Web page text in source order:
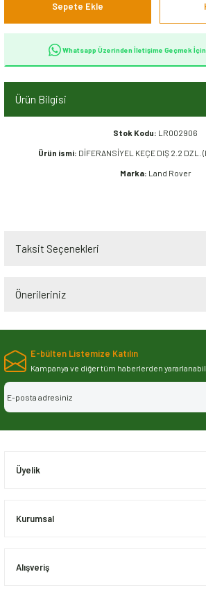
Sepete Ekle
Whatsapp Üzerinden İletişime Geçmek İçin
Ürün Bilgisi
Stok Kodu: LR002906
Ürün ismi: DİFERANSİYEL KEÇE DIŞ 2.2 DZL.
Marka: Land Rover
Taksit Seçenekleri
Önerileriniz
Bu ürünün fiyat bilgisi, resim, ürün
iletebilirsiniz.
Görüş ve önerileriniz için teşekkür ederiz.
Ürün resmi kalitesiz, bozuk veya
E-bülten Listemize Katılın
Kampanya ve diğer tüm haberlerden
Üyelik
Kurumsal
Alışveriş